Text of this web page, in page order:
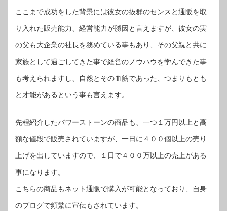
ここまで成功をした背景には彼女の抜群のセンスと通販を取
り入れた販売能力、経営能力が勝因と言えますが、彼女の実
の父も大企業の社長を務めている事もあり、その父親と共に
家族として過ごしてきた事で経営のノウハウを学んできた事
も考えられますし、自然とその血筋であった、つまりもとも
と才能があるという事も言えます。
先程紹介したパワーストーンの商品も、一つ１万円以上と高
額な値段で販売されていますが、一日に４００個以上の売り
上げを出していますので、１日で４００万以上の売上がある
事になります。
こちらの商品もネット通販で購入が可能となっており、自身
のブログで頻繁に宣伝もされています。